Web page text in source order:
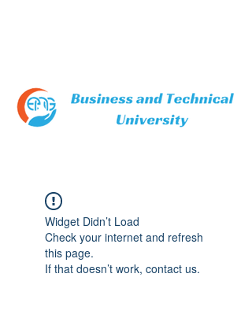
Widget Didn’t Load
Check your internet and refresh
this page.
If that doesn’t work, contact us.